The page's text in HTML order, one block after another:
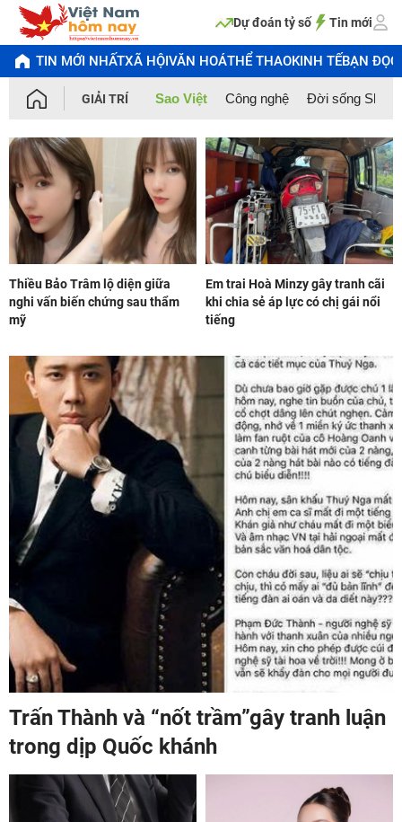
Chuyển
dung
Dự đoán tỷ số Tin mới
TIN MỚI NHẤTXÃ HỘIVĂN HOÁTHỂ THAOKINH TẾBẠN ĐỌC
GIẢI TRÍ Sao Việt Công nghệ Đời sống
Thiều Bảo Trâm lộ diện giữa
nghi vấn biến chứng sau thẩm
mỹ
Em trai Hoà Minzy gây tranh cãi
khi chia sẻ áp lực có chị gái nổi
tiếng
Trấn Thành và “nốt trầm”gây tranh luận
trong dịp Quốc khánh